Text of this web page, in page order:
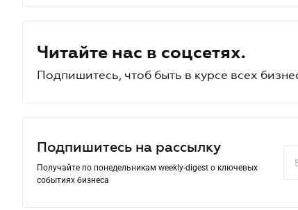
Читайте нас в соцсетях.
Подпишитесь, чтоб быть в курсе всех
Подпишитесь на рассылку
Получайте по понедельникам weekly-digest о ключевых
событиях бизнеса